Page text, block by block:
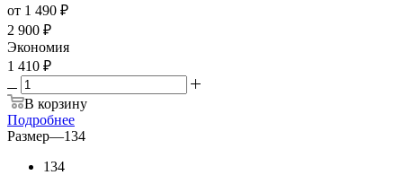
от 1 490 ₽
2 900 ₽
Экономия
1 410 ₽
В корзину
Подробнее
Размер—134
134